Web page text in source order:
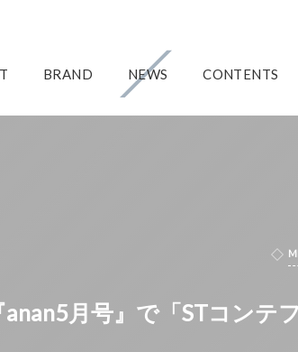
BRAND NEWS CONTENTS
anan5月号』で「STコン